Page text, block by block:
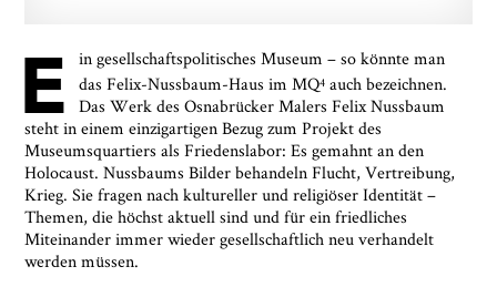
E
in gesellschaftspolitisches Museum – so könnte man
das Felix-Nussbaum-Haus im MQ4 auch bezeichnen.
Das Werk des Osnabrücker Malers Felix Nussbaum
steht in einem einzigartigen Bezug zum Projekt des
Museumsquartiers als Friedenslabor: Es gemahnt an den
Holocaust. Nussbaums Bilder behandeln Flucht, Vertreibung,
Krieg. Sie fragen nach kultureller und religiöser Identität –
Themen, die höchst aktuell sind und für ein friedliches
Miteinander immer wieder gesellschaftlich neu verhandelt
werden müssen.